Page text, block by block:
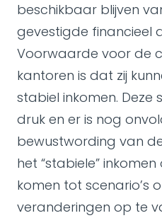
beschikbaar blijven
gevestigde financieel
Voorwaarde voor de
kantoren is dat zij
stabiel inkomen.
druk en er is nog
bewustwording van
het “stabiele”
komen tot scenario’s
veranderingen op te